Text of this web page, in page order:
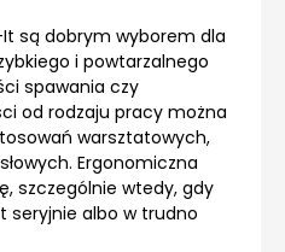
są dobrym wyborem dla
i powtarzalnego
spawania czy
od rodzaju pracy można
warsztatowych,
Ergonomiczna
szczególnie wtedy, gdy
seryjnie albo w trudno